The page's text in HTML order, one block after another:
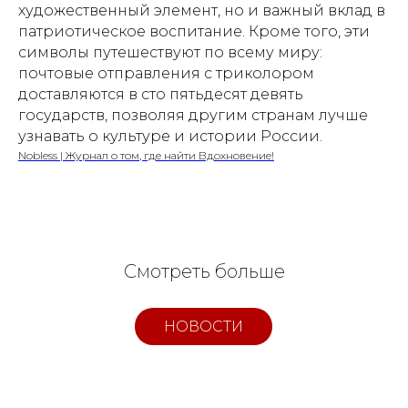
художественный элемент, но и важный вклад в
патриотическое воспитание. Кроме того, эти
символы путешествуют по всему миру:
почтовые отправления с триколором
доставляются в сто пятьдесят девять
государств, позволяя другим странам лучше
узнавать о культуре и истории России.
Nobless | Журнал о том, где найти Вдохновение!
НОВОСТИ
Смотреть больше